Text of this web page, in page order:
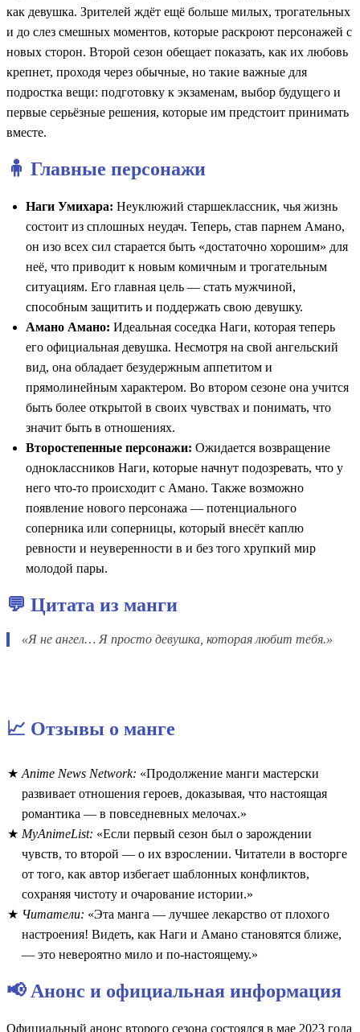
как девушка. Зрителей ждёт ещё больше милых, трогательных
и до слез смешных моментов, которые раскроют персонажей с
новых сторон. Второй сезон обещает показать, как их любовь
крепнет, проходя через обычные, но такие важные для
подростка вещи: подготовку к экзаменам, выбор будущего и
первые серьёзные решения, которые им предстоит принимать
вместе.
🧍 Главные персонажи
Наги Умихара: Неуклюжий старшеклассник, чья жизнь
состоит из сплошных неудач. Теперь, став парнем Амано,
он изо всех сил старается быть «достаточно хорошим» для
неё, что приводит к новым комичным и трогательным
ситуациям. Его главная цель — стать мужчиной,
способным защитить и поддержать свою девушку.
Амано Амано: Идеальная соседка Наги, которая теперь
его официальная девушка. Несмотря на свой ангельский
вид, она обладает безудержным аппетитом и
прямолинейным характером. Во втором сезоне она учится
быть более открытой в своих чувствах и понимать, что
значит быть в отношениях.
Второстепенные персонажи: Ожидается возвращение
одноклассников Наги, которые начнут подозревать, что у
него что-то происходит с Амано. Также возможно
появление нового персонажа — потенциального
соперника или соперницы, который внесёт каплю
ревности и неуверенности в и без того хрупкий мир
молодой пары.
💬 Цитата из манги
«Я не ангел… Я просто девушка, которая любит тебя.»
📈 Отзывы о манге
Anime News Network: «Продолжение манги мастерски
развивает отношения героев, доказывая, что настоящая
романтика — в повседневных мелочах.»
MyAnimeList: «Если первый сезон был о зарождении
чувств, то второй — о их взрослении. Читатели в восторге
от того, как автор избегает шаблонных конфликтов,
сохраняя чистоту и очарование истории.»
Читатели: «Эта манга — лучшее лекарство от плохого
настроения! Видеть, как Наги и Амано становятся ближе,
— это невероятно мило и по-настоящему.»
📢 Анонс и официальная информация
Официальный анонс второго сезона состоялся в мае 2023 года